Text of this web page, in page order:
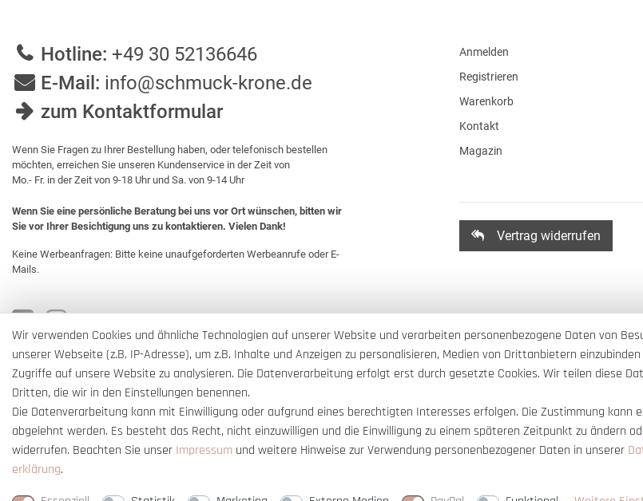
Hotline: +49 30 52136646
E-Mail: info@schmuck-krone.de
zum Kontaktformular
Wenn Sie Fragen zu Ihrer Bestellung haben, oder telefonisch bestellen
möchten, erreichen Sie unseren Kundenservice in der Zeit von
Mo.- Fr. in der Zeit von 9-18 Uhr und Sa. von 9-14 Uhr
Wenn Sie eine persönliche Beratung bei uns vor Ort wünschen, bitten wir
Sie vor Ihrer Besichtigung uns zu kontaktieren. Vielen Dank!
Keine Werbeanfragen: Bitte keine unaufgeforderten Werbeanrufe oder E-
Mails.
Anmelden
Registrieren
Warenkorb
Kontakt
Magazin
Vertrag widerrufen
* Alle Preise verstehen sich inkl. gesetzl. MwSt. und
Wir verwenden Cookies und ähnliche Technologien auf unserer Website und verarbeiten personenbezogene Daten von
unserer Webseite (z.B. IP-Adresse), um z.B. Inhalte und Anzeigen zu personalisieren, Medien von Drittanbietern
Zugriffe auf unsere Website zu analysieren. Die Datenverarbeitung erfolgt erst durch gesetzte Cookies. Wir teilen diese
Dritten, die wir in den Einstellungen benennen.
Die Datenverarbeitung kann mit Einwilligung oder aufgrund eines berechtigten Interesses erfolgen. Die Zustimmung kann
abgelehnt werden. Es besteht das Recht, nicht einzuwilligen und die Einwilligung zu einem späteren Zeitpunkt zu ändern
widerrufen. Beachten Sie unser Impressum und weitere Hinweise zur Verwendung personenbezogener Daten in unserer
erklärung.